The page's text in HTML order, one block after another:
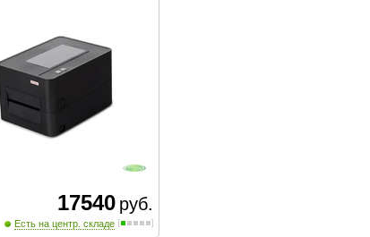
17540 руб.
Есть на центр. складе